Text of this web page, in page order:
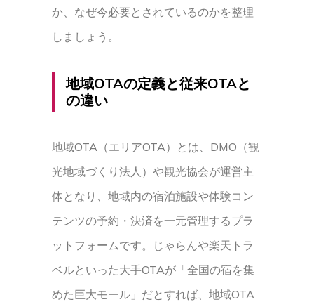
か、なぜ今必要とされているのかを整理
しましょう。
地域OTAの定義と従来OTAと
の違い
地域OTA（エリアOTA）とは、DMO（観
光地域づくり法人）や観光協会が運営主
体となり、地域内の宿泊施設や体験コン
テンツの予約・決済を一元管理するプラ
ットフォームです。じゃらんや楽天トラ
ベルといった大手OTAが「全国の宿を集
めた巨大モール」だとすれば、地域OTA